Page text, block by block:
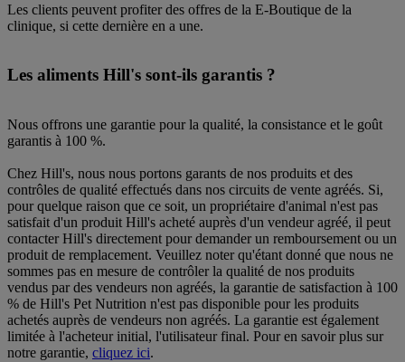
Les clients peuvent profiter des offres de la E-Boutique de la
clinique, si cette dernière en a une.
Les aliments Hill's sont-ils garantis ?
Nous offrons une garantie pour la qualité, la consistance et le goût
garantis à 100 %.
Chez Hill's, nous nous portons garants de nos produits et des
contrôles de qualité effectués dans nos circuits de vente agréés. Si,
pour quelque raison que ce soit, un propriétaire d'animal n'est pas
satisfait d'un produit Hill's acheté auprès d'un vendeur agréé, il peut
contacter Hill's directement pour demander un remboursement ou un
produit de remplacement. Veuillez noter qu'étant donné que nous ne
sommes pas en mesure de contrôler la qualité de nos produits
vendus par des vendeurs non agréés, la garantie de satisfaction à 100
% de Hill's Pet Nutrition n'est pas disponible pour les produits
achetés auprès de vendeurs non agréés. La garantie est également
limitée à l'acheteur initial, l'utilisateur final. Pour en savoir plus sur
notre garantie, cliquez ici.